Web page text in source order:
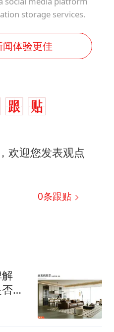
storage services.
体验更佳
欢迎您发表观点
0条跟贴
靠